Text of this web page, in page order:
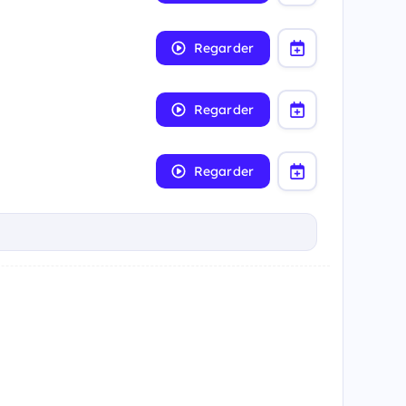
Regarder
Regarder
Regarder